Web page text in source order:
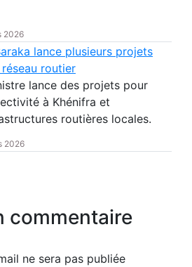
2026
lance plusieurs projets
routier
lance des projets pour
à Khénifra et
routières locales.
2026
commentaire
ne sera pas publiée